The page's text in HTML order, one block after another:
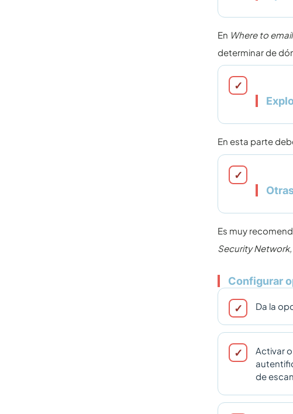
En Where to
determinar de
En esta parte
Es muy
Security Network,
Configurar
Da la
Activar
de